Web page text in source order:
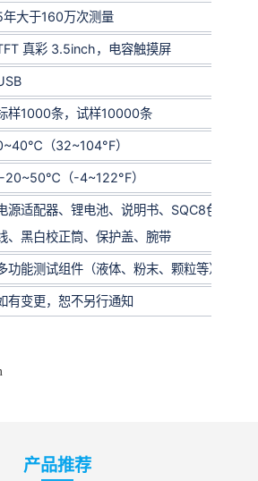
年大于160万次测量
真彩 3.5inch，电容触摸屏
样1000条，试样10000条
（32~104°F）
-20~50℃（-4~122°F）
源适配器、锂电池、说明书、SQC8色彩管
、黑白校正筒、保护盖、腕带
功能测试组件（液体、粉末、颗粒等）,微型
有变更，恕不另行通知
产品推荐